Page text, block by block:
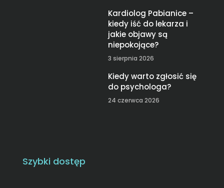
Kardiolog Pabianice –
kiedy iść do lekarza i
jakie objawy są
niepokojące?
3 sierpnia 2026
Kiedy warto zgłosić się
do psychologa?
24 czerwca 2026
Szybki dostęp